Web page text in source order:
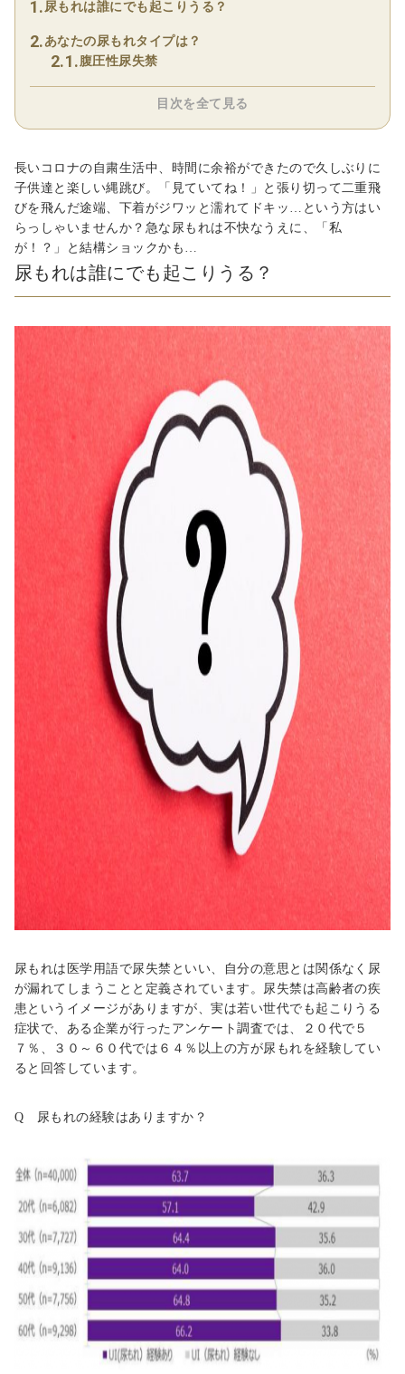
尿もれは誰にでも起こりうる？
あなたの尿もれタイプは？
腹圧性尿失禁
目次を全て見る
長いコロナの自粛生活中、時間に余裕ができたので久しぶりに
子供達と楽しい縄跳び。「見ていてね！」と張り切って二重飛
びを飛んだ途端、下着がジワッと濡れてドキッ…という方はい
らっしゃいませんか？急な尿もれは不快なうえに、「私
が！？」と結構ショックかも…
尿もれは誰にでも起こりうる？
尿もれは医学用語で尿失禁といい、自分の意思とは関係なく尿
が漏れてしまうことと定義されています。尿失禁は高齢者の疾
患というイメージがありますが、実は若い世代でも起こりうる
症状で、ある企業が行ったアンケート調査では、２０代で５
７％、３０～６０代では６４％以上の方が尿もれを経験してい
ると回答しています。
Q 尿もれの経験はありますか？